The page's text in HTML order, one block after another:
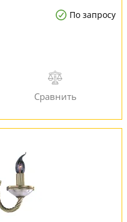
По запросу